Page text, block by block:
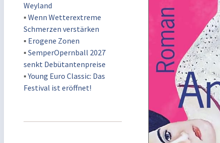
Weyland
▪ Wenn Wetterextreme
Schmerzen verstärken
▪ Erogene Zonen
▪ SemperOpernball 2027
senkt Debütantenpreise
▪Young Euro Classic: Das
Festival ist eröffnet!